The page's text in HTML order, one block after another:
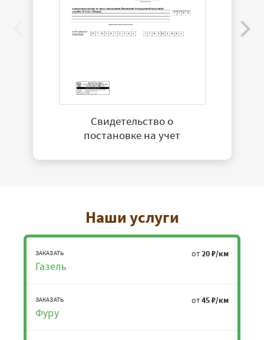
Свидетельство о
постановке на учет
Наши услуги
ЗАКАЗАТЬ
Газель
от20 ₽/км
ЗАКАЗАТЬ
Фуру
от45 ₽/км